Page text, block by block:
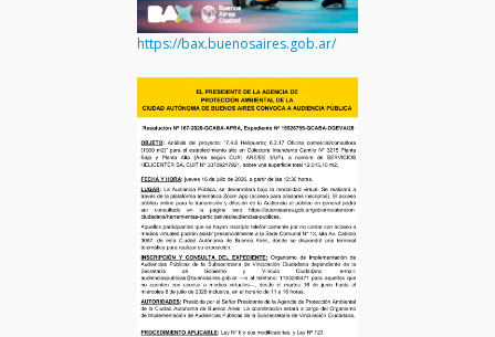
https://bax.buenosaires.gob.ar/